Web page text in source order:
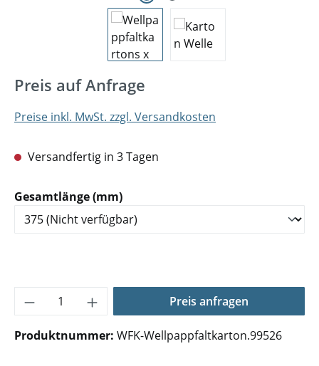
Preis auf Anfrage
Preise inkl. MwSt. zzgl. Versandkosten
Versandfertig in 3 Tagen
Gesamtlänge (mm)auswählen
Produkt Anzahl: Gib den gewünschten
Preis anfragen
Produktnummer: WFK-Wellpappfaltkarton.99526